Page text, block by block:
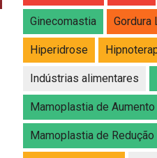
Ginecomastia Gordura
Hiperidrose
Indústrias alimentares
Mamoplastia de Aumento
Mamoplastia de Redução